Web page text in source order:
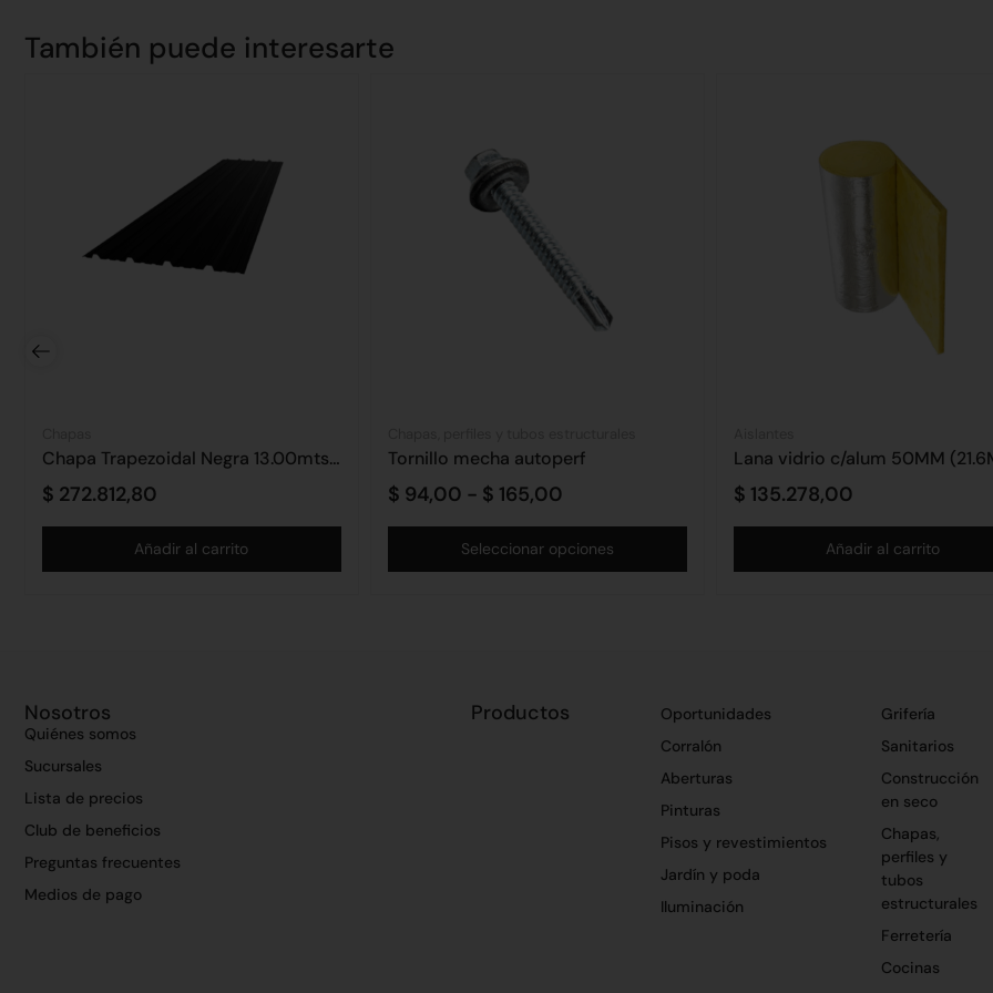
También puede interesarte
Chapa Trapezoidal Negra 13.00mts C.25
$ 272.812,80
Añadir al carrito
Tornillo mecha autoperf
$ 94,00 - $ 165,00
Seleccionar opciones
Lana vidrio c/alum 50MM
$ 135.278,00
Añadir al carrito
Nosotros
Quiénes somos
Sucursales
Lista de precios
Club de beneficios
Preguntas frecuentes
Medios de pago
Productos
Oportunidades
Corralón
Aberturas
Pinturas
Pisos y revestimientos
Jardín y poda
Iluminación
Grifería
Sanitarios
Construcción
en seco
Chapas,
perfiles y
tubos
estructurales
Ferretería
Cocinas